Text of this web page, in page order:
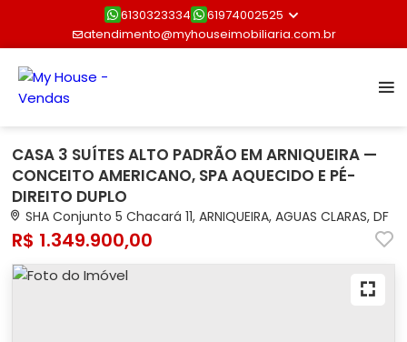
6130323334
61974002525
atendimento@myhouseimobiliaria.com.br
CASA 3 SUÍTES ALTO PADRÃO EM ARNIQUEIRA —
CONCEITO AMERICANO, SPA AQUECIDO E PÉ-
DIREITO DUPLO
SHA Conjunto 5 Chacará 11, ARNIQUEIRA, AGUAS CLARAS, DF
R$ 1.349.900,00